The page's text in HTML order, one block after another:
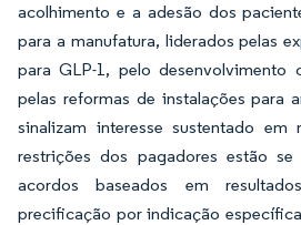
acolhimento e a adesão dos
para a manufatura, liderados pelas
para GLP-1, pelo desenvolvimento
pelas reformas de instalações para
sinalizam interesse sustentado em
restrições dos pagadores estão
acordos baseados em
precificação por indicação